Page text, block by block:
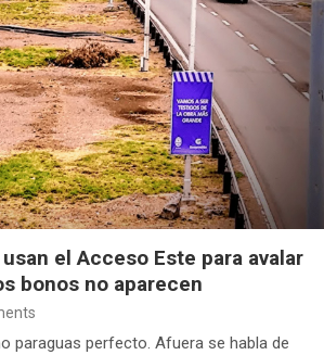
el Acceso Este para avalar
bonos no aparecen
paraguas perfecto. Afuera se habla de